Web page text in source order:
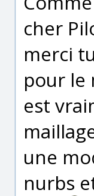
cher
merci
pour le
est
une
nurbs